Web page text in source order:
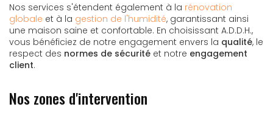
Nos services s'étendent également à la rénovation
globale et à la gestion de l'humidité, garantissant ainsi
une maison saine et confortable. En choisissant A.D.D.H.,
vous bénéficiez de notre engagement envers la qualité, le
respect des normes de sécurité et notre engagement
client.
Nos zones d'intervention